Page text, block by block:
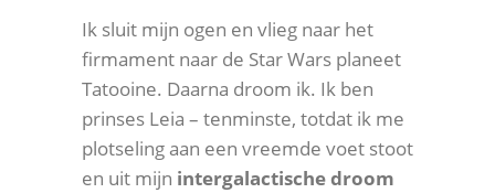
Ik sluit mijn ogen en vlieg naar het
firmament naar de Star Wars planeet
Tatooine. Daarna droom ik. Ik ben
prinses Leia – tenminste, totdat ik me
plotseling aan een vreemde voet stoot
en uit mijn intergalactische droom